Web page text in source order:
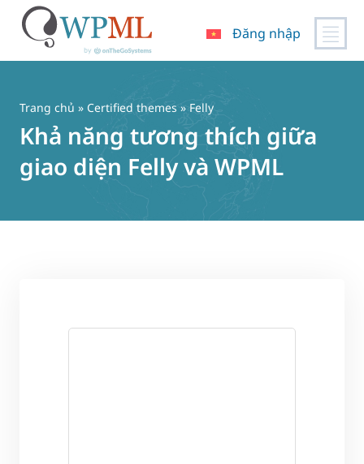
Đăng nhập
Trang chủ » Certified themes » Felly
Khả năng tương thích giữa
giao diện Felly và WPML